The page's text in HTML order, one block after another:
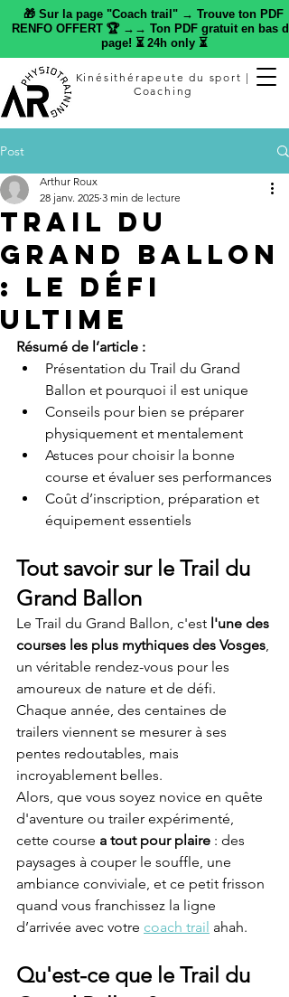
🎁 Sur la page "Coach trail" → Trouve ton PDF
RENFO OFFERT 🏆 →→ Ton PDF gratuit en bas de
page! ⏳ 24h only ⏳
Kinésithérapeute du sport |
Coaching
Post
Trail du
Grand Ballon
: Le Défi
Ultime
Arthur Roux
28 janv. 2025 3 min de lecture
Résumé de l’article :
Présentation du Trail du Grand
Ballon et pourquoi il est unique
Conseils pour bien se préparer
physiquement et mentalement
Astuces pour choisir la bonne
course et évaluer ses performances
Coût d’inscription, préparation et
équipement essentiels
Tout savoir sur le Trail du
Grand Ballon
Le Trail du Grand Ballon, c'est l'une des
courses les plus mythiques des Vosges,
un véritable rendez-vous pour les
amoureux de nature et de défi.
Chaque année, des centaines de
trailers viennent se mesurer à ses
pentes redoutables, mais
incroyablement belles.
Alors, que vous soyez novice en quête
d'aventure ou trailer expérimenté,
cette course a tout pour plaire : des
paysages à couper le souffle, une
ambiance conviviale, et ce petit frisson
quand vous franchissez la ligne
d’arrivée avec votre coach trail ahah.
Qu'est-ce que le Trail du